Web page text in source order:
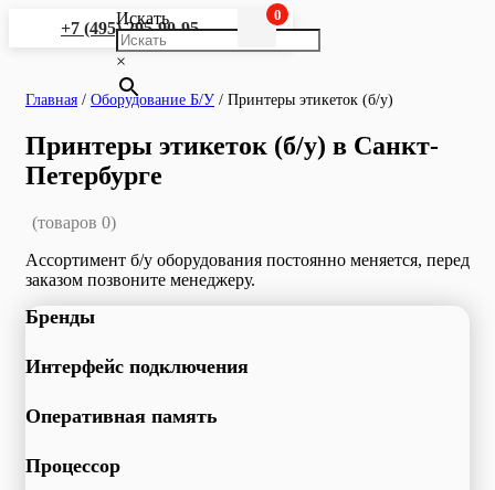
+7 (495) 295-90-95
Искать
×
0
Главная / Оборудование Б/У / Принтеры этикеток (б/у)
Принтеры этикеток (б/у) в Санкт-
Петербурге
(товаров 0)
Ассортимент б/у оборудования постоянно меняется, перед
заказом позвоните менеджеру.
Бренды
Интерфейс подключения
Оперативная память
Процессор